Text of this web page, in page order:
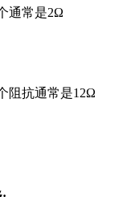
通常是2Ω
阻抗通常是12Ω